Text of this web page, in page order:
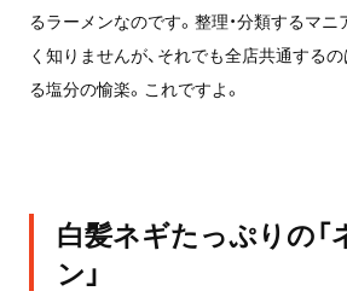
るラーメンなのです。整理・分類するマ
く知りませんが、それでも全店共通するの
る塩分の愉楽。これですよ。
白髪ネギたっぷりの「
ン」